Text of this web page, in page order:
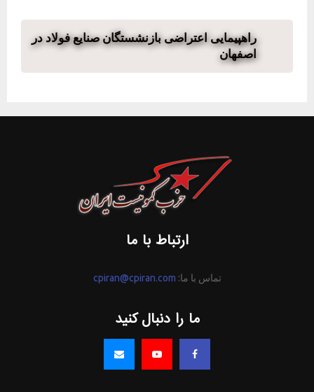
راهپیمایی اعتراضی بازنشستگان صنایع فولاد در
اصفهان
ارتباط با ما
تماس با ما: cpiran@cpiran.com
ما را دنبال کنید